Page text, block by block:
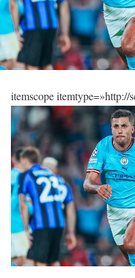
itemscope itemtype=»http://